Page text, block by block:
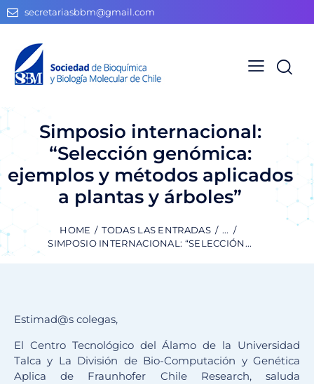
secretariasbbm@gmail.com
Simposio internacional:
“Selección genómica:
ejemplos y métodos aplicados
a plantas y árboles”
HOME TODAS LAS ENTRADAS
...
SIMPOSIO INTERNACIONAL: “SELECCIÓN...
Estimad@s colegas,
El Centro Tecnológico del Álamo de la Universidad
Talca y La División de Bio-Computación y Genética
Aplica de Fraunhofer Chile Research, saluda